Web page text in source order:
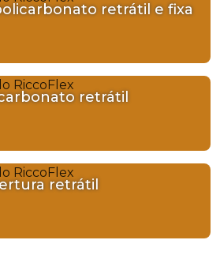
retrátil e fixa
retrátil
retrátil